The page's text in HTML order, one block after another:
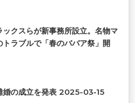
クスらが新事務所設立。名物マ
ラブルで「春のババア祭」開
婚の成立を発表 2025-03-15